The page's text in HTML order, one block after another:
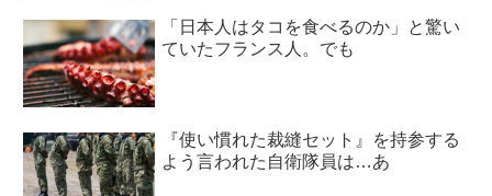
「日本人はタコを食べるのか」と驚い
ていたフランス人。でも
『使い慣れた裁縫セット』を持参する
よう言われた自衛隊員は…あ